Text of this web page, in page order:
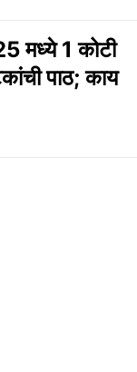
मध्ये 1 कोटी
पाठ; काय